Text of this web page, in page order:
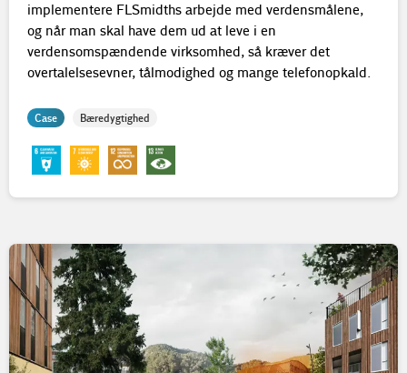
implementere FLSmidths arbejde med verdensmålene,
og når man skal have dem ud at leve i en
verdensomspændende virksomhed, så kræver det
overtalelsesevner, tålmodighed og mange telefonopkald.
Case Bæredygtighed